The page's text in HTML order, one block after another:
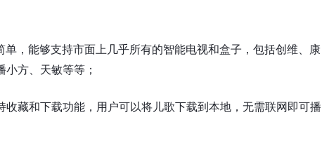
，能够支持市面上几乎所有的智能电视和盒子，包括创维、康
方、天敏等等；
藏和下载功能，用户可以将儿歌下载到本地，无需联网即可播